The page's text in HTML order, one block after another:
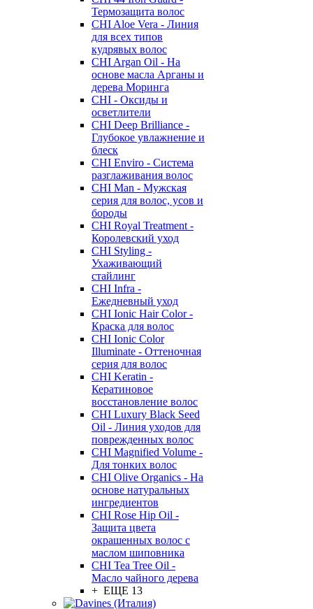
Термозащита волос
CHI Aloe Vera - Линия
для всех типов
кудрявых волос
CHI Argan Oil - На
основе масла Арганы и
дерева Моринга
CHI - Оксиды и
осветлители
CHI Deep Brilliance -
Глубокое увлажнение и
блеск
CHI Enviro - Система
разглаживания волос
CHI Man - Мужская
серия для волос, усов и
бороды
CHI Royal Treatment -
Королевский уход
CHI Styling -
Ухаживающий
стайлинг
CHI Infra -
Ежедневный уход
CHI Ionic Hair Color -
Краска для волос
CHI Ionic Color
Illuminate - Оттеночная
серия для волос
CHI Keratin -
Кератиновое
восстановление волос
CHI Luxury Black Seed
Oil - Линия уходов для
поврежденных волос
CHI Magnified Volume -
Для тонких волос
CHI Olive Organics - На
основе натуральных
ингредиентов
CHI Rose Hip Oil -
Защита цвета
окрашенных волос с
маслом шиповника
CHI Tea Tree Oil -
Масло чайного дерева
+ ЕЩЕ 13